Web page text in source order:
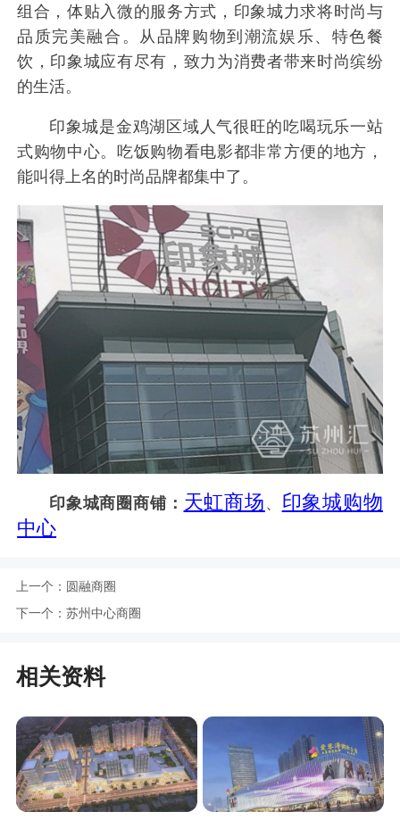
组合，体贴入微的服务方式，印象城力求将时尚与
品质完美融合。从品牌购物到潮流娱乐、特色餐
饮，印象城应有尽有，致力为消费者带来时尚缤纷
的生活。
印象城是金鸡湖区域人气很旺的吃喝玩乐一站
式购物中心。吃饭购物看电影都非常方便的地方，
能叫得上名的时尚品牌都集中了。
印象城商圈商铺： 天虹商场 、 印象城购物
中心
上一个： 圆融商圈
下一个： 苏州中心商圈
相关资料